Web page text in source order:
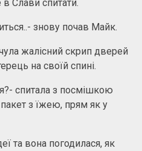
Слави спитати.
знову почав Майк.
жалісний скрип дверей
на своїй спині.
спитала з посмішкою
з їжею, прям як у
та вона погодилася, як